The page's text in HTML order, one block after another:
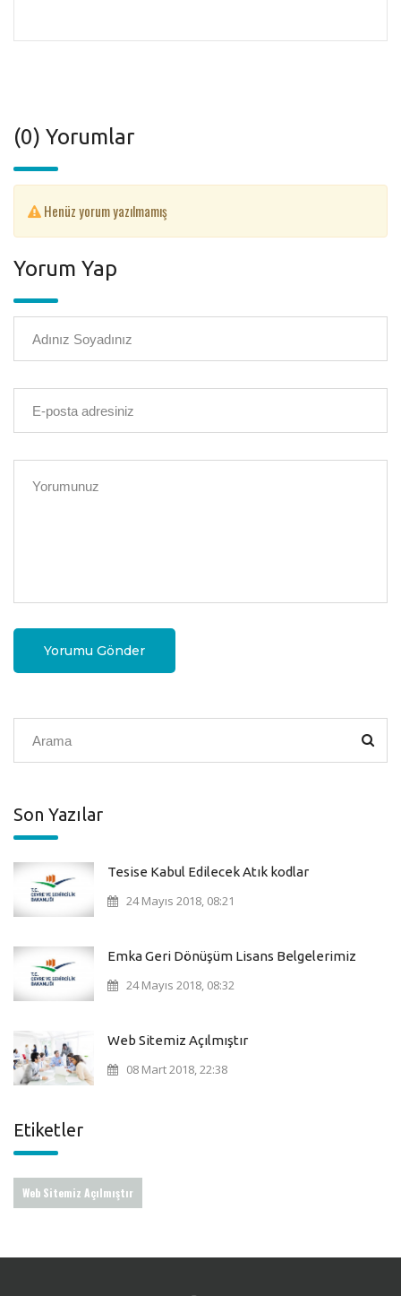
(0) Yorumlar
Henüz yorum yazılmamış
Yorum Yap
Yorumu Gönder
Son Yazılar
Tesise Kabul Edilecek Atık kodlar
24 Mayıs 2018, 08:21
Emka Geri Dönüşüm Lisans Belgelerimiz
24 Mayıs 2018, 08:32
Web Sitemiz Açılmıştır
08 Mart 2018, 22:38
Etiketler
Web Sitemiz Açılmıştır